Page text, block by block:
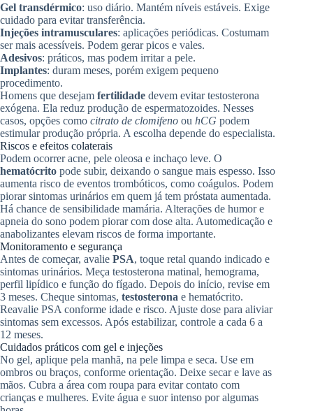
Gel transdérmico: uso diário. Mantém níveis estáveis. Exige
cuidado para evitar transferência.
Injeções intramusculares: aplicações periódicas. Costumam
ser mais acessíveis. Podem gerar picos e vales.
Adesivos: práticos, mas podem irritar a pele.
Implantes: duram meses, porém exigem pequeno
procedimento.
Homens que desejam fertilidade devem evitar testosterona
exógena. Ela reduz produção de espermatozoides. Nesses
casos, opções como citrato de clomifeno ou hCG podem
estimular produção própria. A escolha depende do especialista.
Riscos e efeitos colaterais
Podem ocorrer acne, pele oleosa e inchaço leve. O
hematócrito pode subir, deixando o sangue mais espesso. Isso
aumenta risco de eventos trombóticos, como coágulos. Podem
piorar sintomas urinários em quem já tem próstata aumentada.
Há chance de sensibilidade mamária. Alterações de humor e
apneia do sono podem piorar com dose alta. Automedicação e
anabolizantes elevam riscos de forma importante.
Monitoramento e segurança
Antes de começar, avalie PSA, toque retal quando indicado e
sintomas urinários. Meça testosterona matinal, hemograma,
perfil lipídico e função do fígado. Depois do início, revise em
3 meses. Cheque sintomas, testosterona e hematócrito.
Reavalie PSA conforme idade e risco. Ajuste dose para aliviar
sintomas sem excessos. Após estabilizar, controle a cada 6 a
12 meses.
Cuidados práticos com gel e injeções
No gel, aplique pela manhã, na pele limpa e seca. Use em
ombros ou braços, conforme orientação. Deixe secar e lave as
mãos. Cubra a área com roupa para evitar contato com
crianças e mulheres. Evite água e suor intenso por algumas